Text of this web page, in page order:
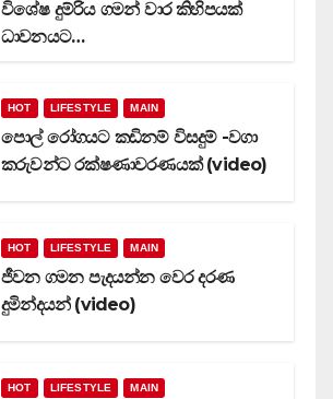
විශේෂ දුම්රිය ගමන් වාර කිහිපයක්
ධාවනයට…
HOT LIFESTYLE MAIN
පොල් රෝගයට කඩිනම් විසදුම් -වගා
කරුවන්ට රක්ෂණාවරණයක් (video)
HOT LIFESTYLE MAIN
ජීවන ගමන පැදයන්න වෙර දරණ
දුමින්දයන් (video)
HOT LIFESTYLE MAIN